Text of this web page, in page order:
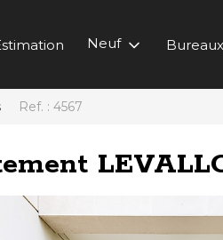
Neuf
Ref. : 4567